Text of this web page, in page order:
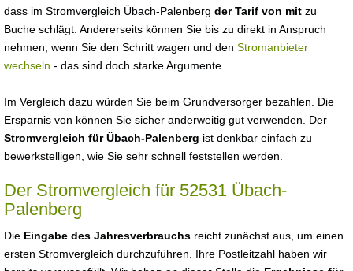
dass im Stromvergleich Übach-Palenberg der Tarif von mit zu
Buche schlägt. Andererseits können Sie bis zu direkt in Anspruch
nehmen, wenn Sie den Schritt wagen und den Stromanbieter
wechseln - das sind doch starke Argumente.
Im Vergleich dazu würden Sie beim Grundversorger bezahlen. Die
Ersparnis von können Sie sicher anderweitig gut verwenden. Der
Stromvergleich für Übach-Palenberg ist denkbar einfach zu
bewerkstelligen, wie Sie sehr schnell feststellen werden.
Der Stromvergleich für 52531 Übach-
Palenberg
Die Eingabe des Jahresverbrauchs reicht zunächst aus, um einen
ersten Stromvergleich durchzuführen. Ihre Postleitzahl haben wir